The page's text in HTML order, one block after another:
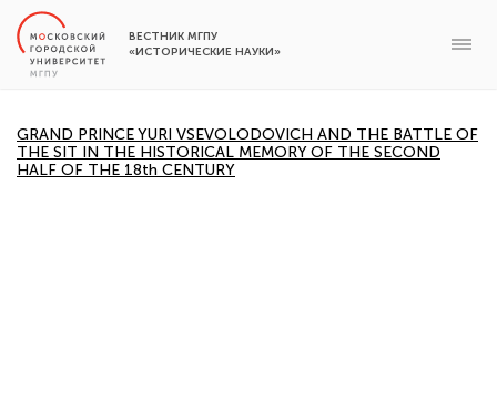
ВЕСТНИК МГПУ
«ИСТОРИЧЕСКИЕ НАУКИ»
GRAND PRINCE YURI VSEVOLODOVICH AND THE BATTLE OF
THE SIT IN THE HISTORICAL MEMORY OF THE SECOND
HALF OF THE 18th CENTURY